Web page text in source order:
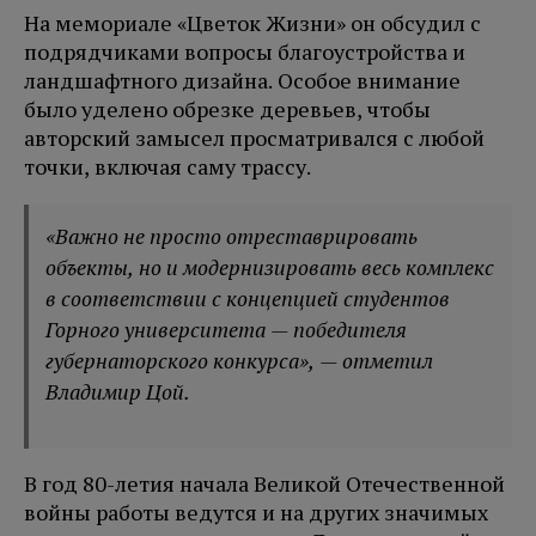
На мемориале «Цветок Жизни» он обсудил с
подрядчиками вопросы благоустройства и
ландшафтного дизайна. Особое внимание
было уделено обрезке деревьев, чтобы
авторский замысел просматривался с любой
точки, включая саму трассу.
«Важно не просто отреставрировать
объекты, но и модернизировать весь комплекс
в соответствии с концепцией студентов
Горного университета — победителя
губернаторского конкурса», — отметил
Владимир Цой.
В год 80-летия начала Великой Отечественной
войны работы ведутся и на других значимых